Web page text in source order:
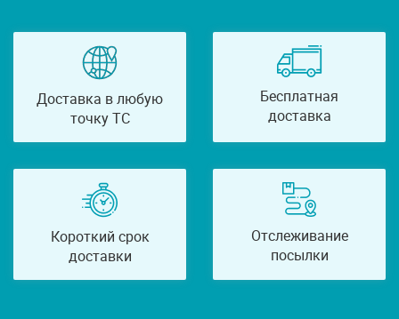
Доставка в любую
точку ТС
Бесплатная
доставка
Короткий срок
доставки
Отслеживание
посылки